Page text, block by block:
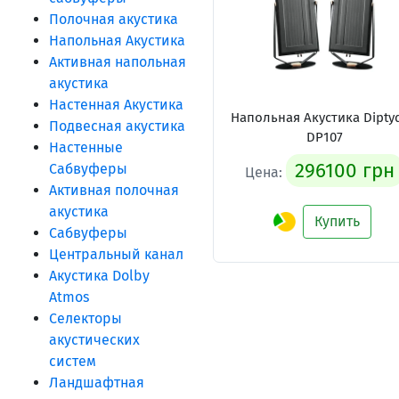
Полочная акустика
Напольная Акустика
Активная напольная
акустика
Настенная Акустика
Подвесная акустика
Настенные
Сабвуферы
Активная полочная
акустика
Сабвуферы
Центральный канал
Акустика Dolby
Atmos
Селекторы
акустических
систем
Ландшафтная
Напольная Акустика
DP107
Цена: 296100 грн
Купить